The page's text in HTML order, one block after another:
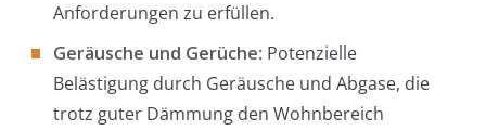
Anforderungen zu erfüllen.
Geräusche und Gerüche: Potenzielle
Belästigung durch Geräusche und Abgase, die
trotz guter Dämmung den Wohnbereich